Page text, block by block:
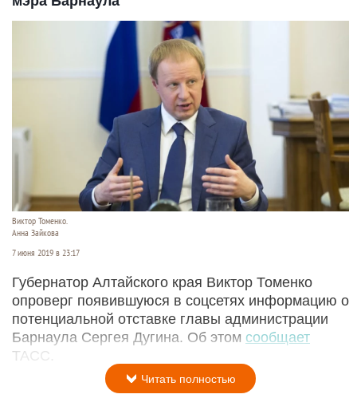
Виктор Томенко.
Анна Зайкова
7 июня 2019 в 23:17
Губернатор Алтайского края Виктор Томенко
опроверг появившуюся в соцсетях информацию о
потенциальной отставке главы администрации
Барнаула Сергея Дугина. Об этом сообщает
ТАСС.
Читать полностью